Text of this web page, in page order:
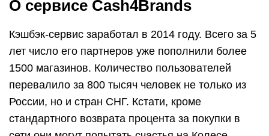
Дополнительно пользователи Кэшфобрэндс
получают специальные КэшCoin, которые можно
потратить с выгодой. Это монетки (но не путайте
их с процентом кэшбэка), их сервис выдает за
выполнение действий на сайте: